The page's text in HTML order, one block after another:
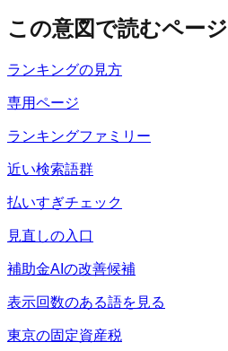
この意図で読むページ
ランキングの見方
専用ページ
ランキングファミリー
近い検索語群
払いすぎチェック
見直しの入口
補助金AIの改善候補
表示回数のある語を見る
東京の固定資産税